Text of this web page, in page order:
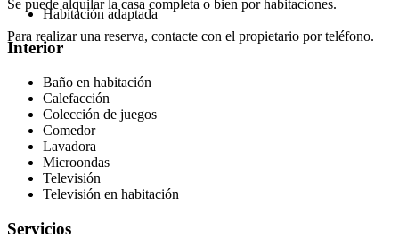
Se puede alquilar la casa completa o bien por habitaciones.
Para realizar una reserva, contacte con el propietario por teléfono.
Habitación adaptada
Interior
Baño en habitación
Calefacción
Colección de juegos
Comedor
Lavadora
Microondas
Televisión
Televisión en habitación
Servicios